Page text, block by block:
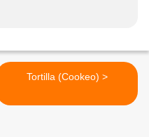
Tortilla (Cookeo) >